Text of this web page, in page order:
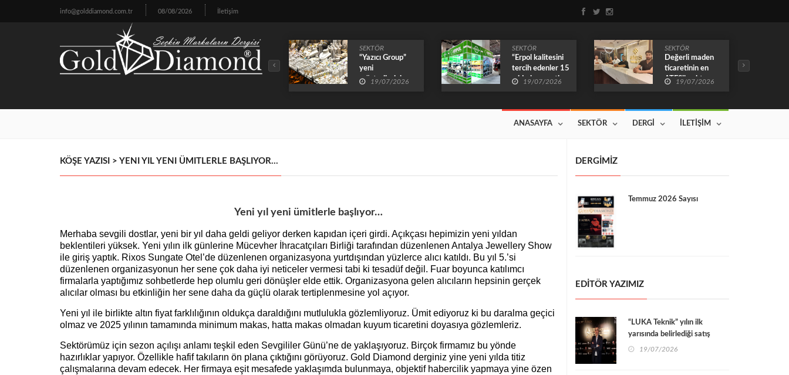
info@golddiamond.com.tr 08/08/2026 İletişim
SEKTÖR
“Yazıcı Group”
yeni
müşterileriyle
durgunluğu pas
19/07/2026
SEKTÖR
“Erpol kalitesini
tercih edenler 15
yıldır hep mutlu…
19/07/2026
SEKTÖR
Değerli maden
ticaretinin en
ATEŞli noktası
çalışmalarına
devam ediyor
19/07/2026
ANASAYFA SEKTÖR DERGİ İLETİŞİM
KÖŞE YAZISI > YENI YIL YENI ÜMITLERLE BAŞLIYOR…
Yeni yıl yeni ümitlerle başlıyor…
Merhaba sevgili dostlar, yeni bir yıl daha geldi geliyor derken kapıdan içeri girdi. Açıkçası hepimizin yeni yıldan
beklentileri yüksek. Yeni yılın ilk günlerine Mücevher İhracatçıları Birliği tarafından düzenlenen Antalya Jewellery Show
ile giriş yaptık. Rixos Sungate Otel’de düzenlenen organizasyona yurtdışından yüzlerce alıcı katıldı. Bu yıl 5.’si
düzenlenen organizasyonun her sene çok daha iyi neticeler vermesi tabi ki tesadüf değil. Fuar boyunca katılımcı
firmalarla yaptığımız sohbetlerde hep olumlu geri dönüşler elde ettik. Organizasyona gelen alıcıların hepsinin gerçek
alıcılar olması bu etkinliğin her sene daha da güçlü olarak tertiplenmesine yol açıyor.
Yeni yıl ile birlikte altın fiyat farklılığının oldukça daraldığını mutlulukla gözlemliyoruz. Ümit ediyoruz ki bu daralma geçici
olmaz ve 2025 yılının tamamında minimum makas, hatta makas olmadan kuyum ticaretini doyasıya gözlemleriz.
Sektörümüz için sezon açılışı anlamı teşkil eden Sevgililer Günü’ne de yaklaşıyoruz. Birçok firmamız bu yönde
hazırlıklar yapıyor. Özellikle hafif takıların ön plana çıktığını görüyoruz. Gold Diamond derginiz yine yeni yılda titiz
çalışmalarına devam edecek. Her firmaya eşit mesafede yaklaşımda bulunmaya, objektif habercilik yapmaya yine özen
DERGİMİZ
Temmuz 2026 Sayısı
EDİTÖR YAZIMIZ
“LUKA Teknik” yılın ilk
yarısında belirlediği satış
rakamını %100 yakalamayı
19/07/2026